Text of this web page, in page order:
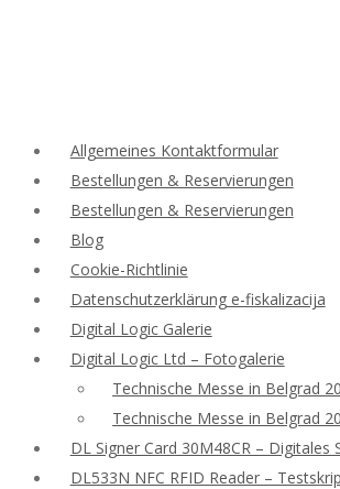
Allgemeines Kontaktformular
Bestellungen & Reservierungen
Bestellungen & Reservierungen
Blog
Cookie-Richtlinie
Datenschutzerklärung e-fiskalizacija
Digital Logic Galerie
Digital Logic Ltd – Fotogalerie
Technische Messe in Belgrad
Technische Messe in Belgrad
DL Signer Card 30M48CR – Digitales
DL533N NFC RFID Reader –